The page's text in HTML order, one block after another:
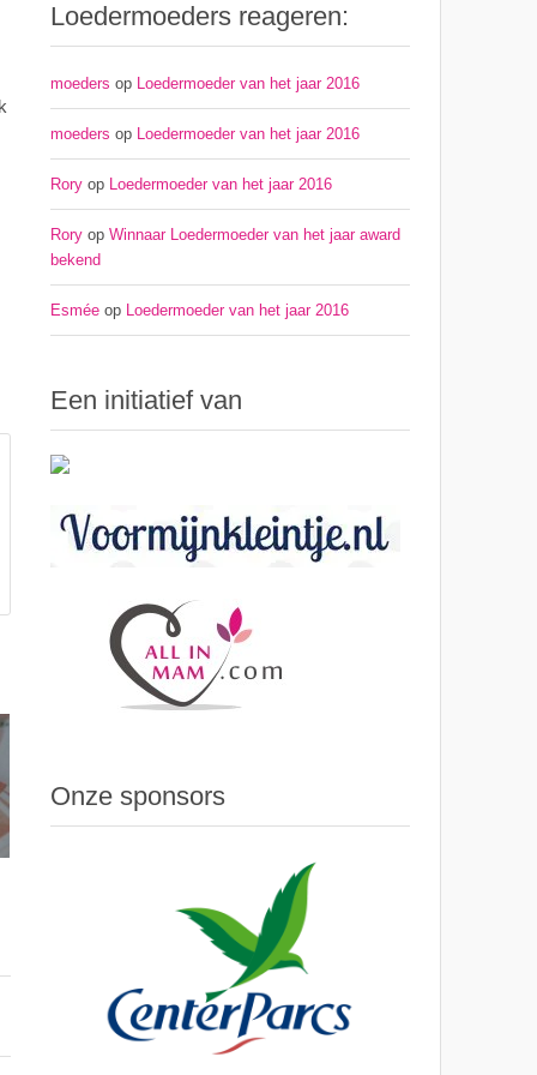
Loedermoeders reageren:
moeders op Loedermoeder van het jaar 2016
moeders op Loedermoeder van het jaar 2016
Roryop Loedermoeder van het jaar 2016
Roryop Winnaar Loedermoeder van het jaar award
bekend
Esméeop Loedermoeder van het jaar 2016
Een initiatief van
Onze sponsors